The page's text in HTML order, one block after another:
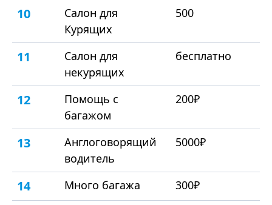
10
Салон для
Курящих
500
11
Салон для
некурящих
бесплатно
12
Помощь с
багажом
200₽
13
Англоговорящий
водитель
5000₽
14 Много багажа 300₽